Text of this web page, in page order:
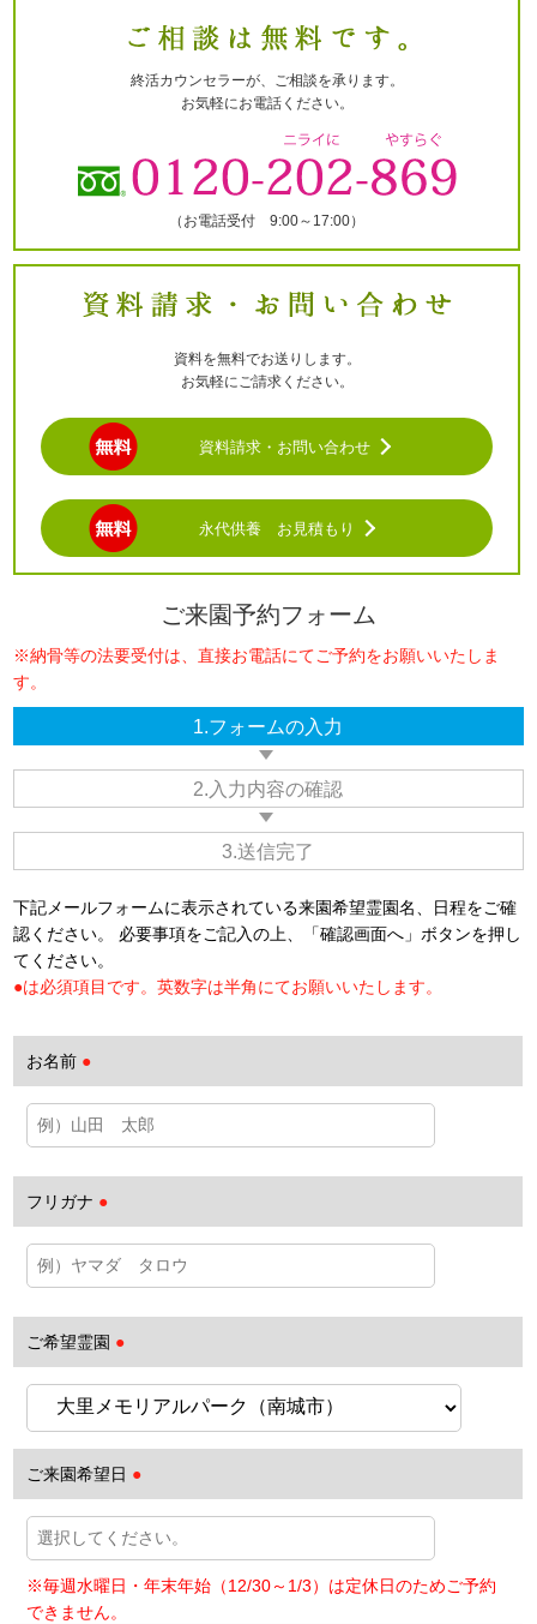
終活カウンセラーが、ご相談を承ります。
お気軽にお電話ください。
（お電話受付 9:00～17:00）
資料を無料でお送りします。
お気軽にご請求ください。
資料請求・お問い合わせ
永代供養 お見積もり
ご来園予約フォーム
※納骨等の法要受付は、直接お電話にてご予約をお願いいたしま
す。
1.フォームの入力
2.入力内容の確認
3.送信完了
下記メールフォームに表示されている来園希望霊園名、日程をご確
認ください。 必要事項をご記入の上、「確認画面へ」ボタンを押し
てください。
●は必須項目です。英数字は半角にてお願いいたします。
お名前 ●
フリガナ ●
ご希望霊園 ●
ご来園希望日 ●